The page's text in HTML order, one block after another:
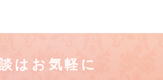
はお気軽に